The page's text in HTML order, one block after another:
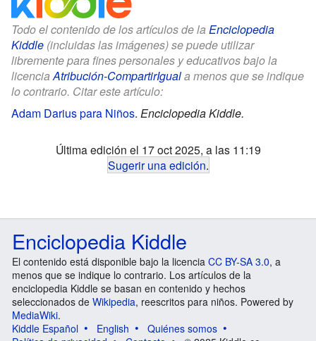
Todo el contenido de los artículos de la Enciclopedia
Kiddle (incluidas las imágenes) se puede utilizar
libremente para fines personales y educativos bajo la
licenciaAtribución-CompartirIguala menos que se indique
lo contrario. Citar este artículo:
Adam Darius para Niños. Enciclopedia Kiddle.
Última edición el 17 oct 2025, a las 11:19
Sugerir una edición.
Enciclopedia Kiddle
El contenido está disponible bajo la licencia CC BY-SA 3.0, a
menos que se indique lo contrario. Los artículos de la
enciclopedia Kiddle se basan en contenido y hechos
seleccionados de Wikipedia, reescritos para niños. Powered by
MediaWiki.
Kiddle Español
English
Quiénes somos